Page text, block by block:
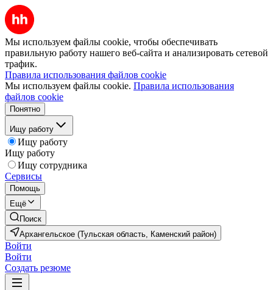
Мы используем файлы cookie, чтобы обеспечивать
правильную работу нашего веб-сайта и анализировать сетевой
трафик.
Правила использования файлов cookie
Мы используем файлы cookie. Правила использования
файлов cookie
Понятно
Ищу работу
Ищу работу
Ищу работу
Ищу сотрудника
Сервисы
Помощь
Ещё
Поиск
Архангельское (Тульская область, Каменский район)
Войти
Войти
Создать резюме